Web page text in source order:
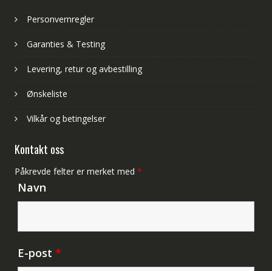
Personvernregler
Garanties & Testing
Levering, retur og avbestilling
Ønskeliste
Vilkår og betingelser
Kontakt oss
Påkrevde felter er merket med *
Navn
E-post *